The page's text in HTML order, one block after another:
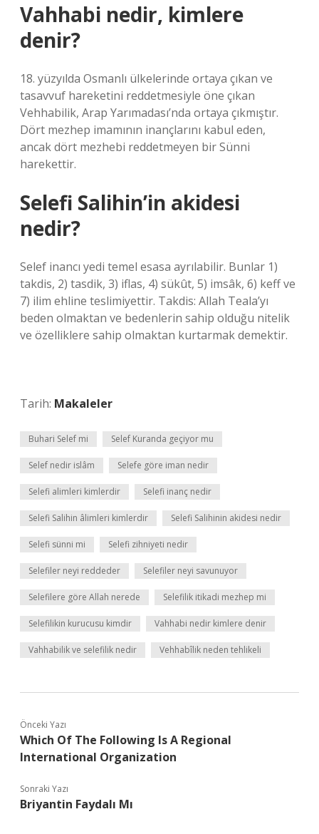
Vahhabi nedir, kimlere
denir?
18. yüzyılda Osmanlı ülkelerinde ortaya çıkan ve
tasavvuf hareketini reddetmesiyle öne çıkan
Vehhabilik, Arap Yarımadası’nda ortaya çıkmıştır.
Dört mezhep imamının inançlarını kabul eden,
ancak dört mezhebi reddetmeyen bir Sünni
harekettir.
Selefi Salihin’in akidesi
nedir?
Selef inancı yedi temel esasa ayrılabilir. Bunlar 1)
takdis, 2) tasdik, 3) iflas, 4) sükût, 5) imsâk, 6) keff ve
7) ilim ehline teslimiyettir. Takdis: Allah Teala’yı
beden olmaktan ve bedenlerin sahip olduğu nitelik
ve özelliklere sahip olmaktan kurtarmak demektir.
Tarih: Makaleler
Buhari Selef mi Selef Kuranda geçiyor mu
Selef nedir islâm Selefe göre iman nedir
Selefi alimleri kimlerdir Selefi inanç nedir
Selefi Salihin âlimleri kimlerdir Selefi Salihinin akidesi nedir
Selefi sünni mi Selefi zihniyeti nedir
Selefiler neyi reddeder Selefiler neyi savunuyor
Selefilere göre Allah nerede Selefilik itikadi mezhep mi
Selefilikin kurucusu kimdir Vahhabi nedir kimlere denir
Vahhabilik ve selefilik nedir Vehhabîlik neden tehlikeli
Önceki Yazı
Which Of The Following Is A Regional
International Organization
Sonraki Yazı
Briyantin Faydalı Mı